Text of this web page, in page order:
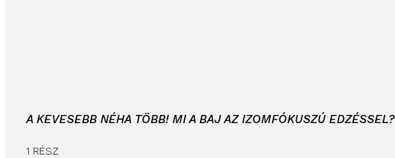
A KEVESEBB NÉHA TÖBB! MI A BAJ AZ IZOMFÓKUSZÚ EDZÉSSEL?
1 RÉSZ